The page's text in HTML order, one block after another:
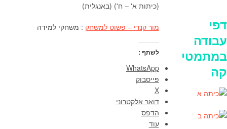
(כיתות א' – ח') (באנגלית)
מור קנדי – פשוט למשחק : משחקי למידה
לשתף :
WhatsApp
פייסבוק
X
דואר אלקטרוני
הדפס
עוד
דפי
עבודה
במתמטי
קה